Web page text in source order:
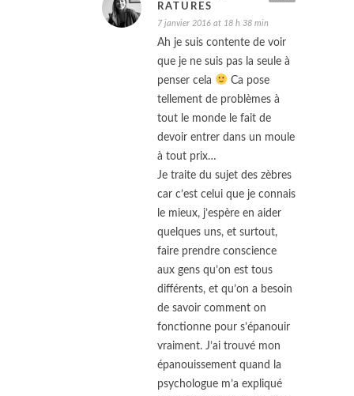
RATURES
7 janvier 2016 at 18 h 38 min
Ah je suis contente de voir
que je ne suis pas la seule à
penser cela
Ca pose
tellement de problèmes à
tout le monde le fait de
devoir entrer dans un moule
à tout prix…
Je traite du sujet des zèbres
car c’est celui que je connais
le mieux, j’espère en aider
quelques uns, et surtout,
faire prendre conscience
aux gens qu’on est tous
différents, et qu’on a besoin
de savoir comment on
fonctionne pour s’épanouir
vraiment. J’ai trouvé mon
épanouissement quand la
psychologue m’a expliqué